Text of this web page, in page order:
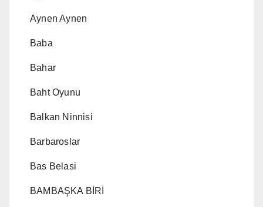
Aynen Aynen
Baba
Bahar
Baht Oyunu
Balkan Ninnisi
Barbaroslar
Bas Belasi
BAMBAŞKA BİRİ